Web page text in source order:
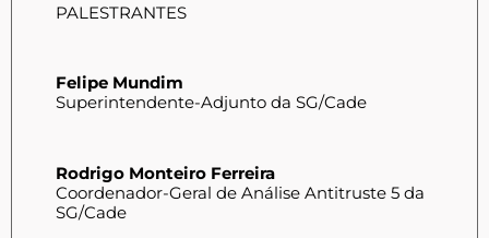
PALESTRANTES
Felipe Mundim
Superintendente-Adjunto da SG/Cade
Rodrigo Monteiro Ferreira
Coordenador-Geral de Análise Antitruste 5 da
SG/Cade